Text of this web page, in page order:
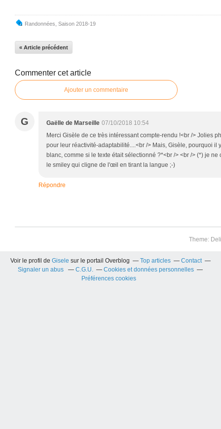
Randonnées Saison 2018-19
« Article précédent
Commenter cet article
Ajouter un commentaire
G Gaëlle de Marseille 07/10/2018 10:54
Merci Gisèle de ce très intéressant compte-rendu !<br /> Jolies
pour leur réactivité-adaptabilité....<br /> Mais, Gisèle, pourquoi il
blanc, comme si le texte était sélectionné ?*<br /> <br /> (*) je
le smiley qui cligne de l'œil en tirant la langue ;-)
Répondre
Theme:
Voir le profil de Gisele sur le portail Overblog Top articles
Contact
Signaler un abus
C.G.U.
Cookies et données personnelles
Préférences cookies